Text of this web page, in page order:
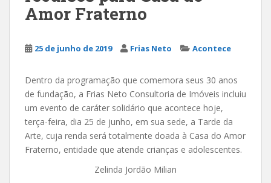
Amor Fraterno
25 de junho de 2019 Frias Neto Acontece
Dentro da programação que comemora seus 30 anos
de fundação, a Frias Neto Consultoria de Imóveis incluiu
um evento de caráter solidário que acontece hoje,
terça-feira, dia 25 de junho, em sua sede, a Tarde da
Arte, cuja renda será totalmente doada à Casa do Amor
Fraterno, entidade que atende crianças e adolescentes.
Zelinda Jordão Milian